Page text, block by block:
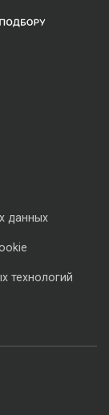
данных
технологий